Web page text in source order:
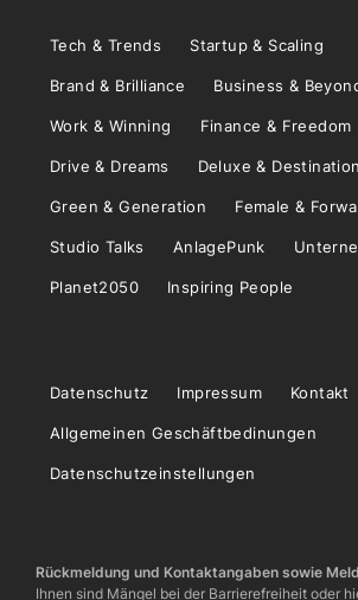
Tech & Trends Startup & Scaling
Brand & Brilliance Business &
Work & Winning Finance & Freedom
Drive & Dreams Deluxe &
Green & Generation Female &
Studio Talks AnlagePunk
Planet2050 Inspiring People
Datenschutz Impressum Kontakt
Allgemeinen Geschäftbedinungen
Datenschutzeinstellungen
Rückmeldung und Kontaktangaben sowie
Ihnen sind Mängel bei der Barrierefreiheit oder